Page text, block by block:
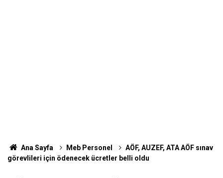
Ana Sayfa Meb Personel
AÖF, AUZEF, ATA AÖF sınav
görevlileri için ödenecek ücretler belli oldu